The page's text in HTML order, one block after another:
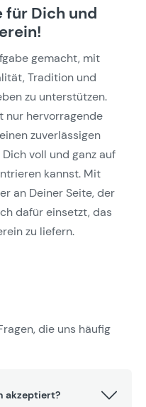
für Dich und
gemacht, mit
Tradition und
zu unterstützen.
nur hervorragende
zuverlässigen
voll und ganz auf
kannst. Mit
an Deiner Seite, der
dafür einsetzt, das
zu liefern.
die uns häufig
akzeptiert?